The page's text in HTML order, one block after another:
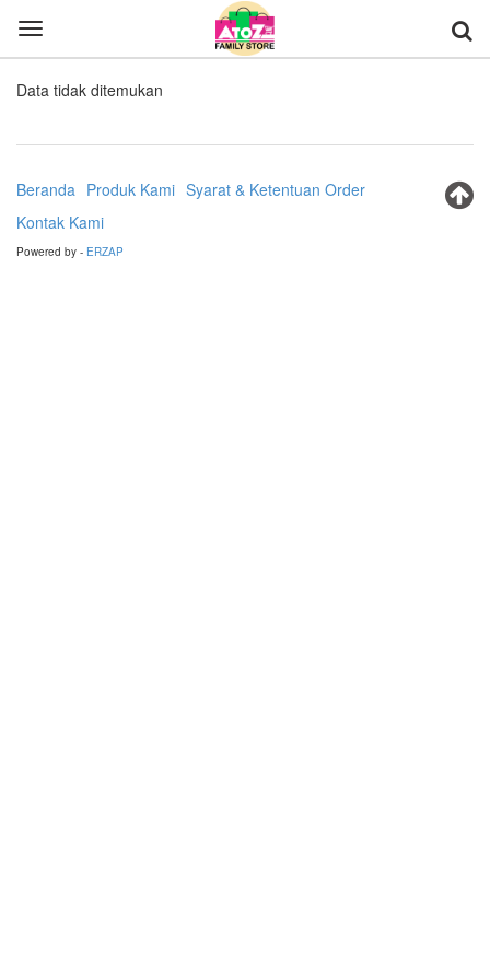
Toggle
navigation
Data tidak ditemukan
Beranda Produk Kami Syarat & Ketentuan Order
Kontak Kami
Powered by - ERZAP